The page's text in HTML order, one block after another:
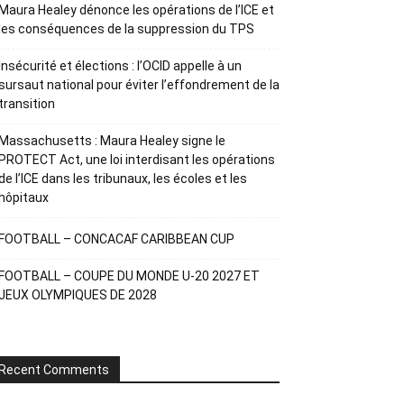
Healey dénonce les opérations de l’ICE et
conséquences de la suppression du TPS
et élections : l’OCID appelle à un
national pour éviter l’effondrement de la
: Maura Healey signe le
Act, une loi interdisant les opérations
l’ICE dans les tribunaux, les écoles et les
– CONCACAF CARIBBEAN CUP
– COUPE DU MONDE U-20 2027 ET
OLYMPIQUES DE 2028
Comments